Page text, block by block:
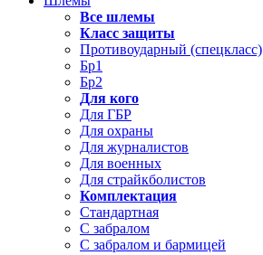
Все шлемы
Класс защиты
Противоударный (спецкласс)
Бр1
Бр2
Для кого
Для ГБР
Для охраны
Для журналистов
Для военных
Для страйкболистов
Комплектация
Стандартная
С забралом
С забралом и бармицей